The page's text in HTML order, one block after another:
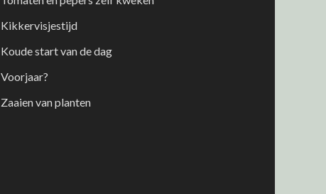
Kikkervisjestijd
Koude start van de dag
Voorjaar?
Zaaien van planten